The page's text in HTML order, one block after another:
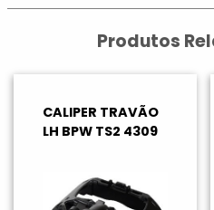
Produtos
CALIPER TRAVÃO
LH BPW TS2 4309